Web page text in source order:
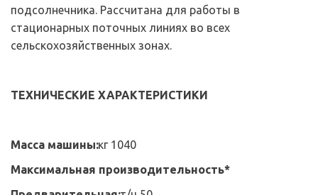
подсолнечника. Рассчитана для работы в
стационарных поточных линиях во всех
сельскохозяйственных зонах.
ТЕХНИЧЕСКИЕ ХАРАКТЕРИСТИКИ
Масса машины:кг 1040
Максимальная производительность*